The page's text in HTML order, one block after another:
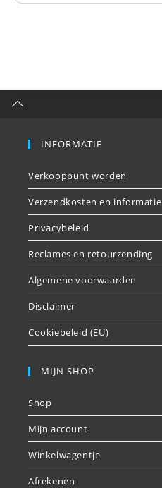
INFORMATIE
Verkooppunt worden
Verzendkosten en informatie
Privacybeleid
Reclames en retourzending
Algemene voorwaarden
Disclaimer
Cookiebeleid (EU)
MIJN SHOP
Shop
Mijn account
Winkelwagentje
Afrekenen